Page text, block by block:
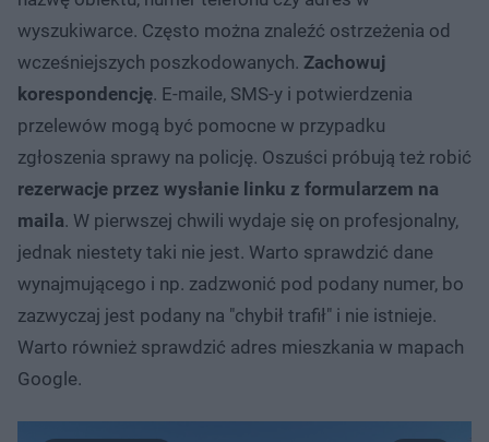
wyszukiwarce. Często można znaleźć ostrzeżenia od
wcześniejszych poszkodowanych. Zachowuj
korespondencję. E-maile, SMS-y i potwierdzenia
przelewów mogą być pomocne w przypadku
zgłoszenia sprawy na policję. Oszuści próbują też robić
rezerwacje przez wysłanie linku z formularzem na
maila. W pierwszej chwili wydaje się on profesjonalny,
jednak niestety taki nie jest. Warto sprawdzić dane
wynajmującego i np. zadzwonić pod podany numer, bo
zazwyczaj jest podany na "chybił trafił" i nie istnieje.
Warto również sprawdzić adres mieszkania w mapach
Google.